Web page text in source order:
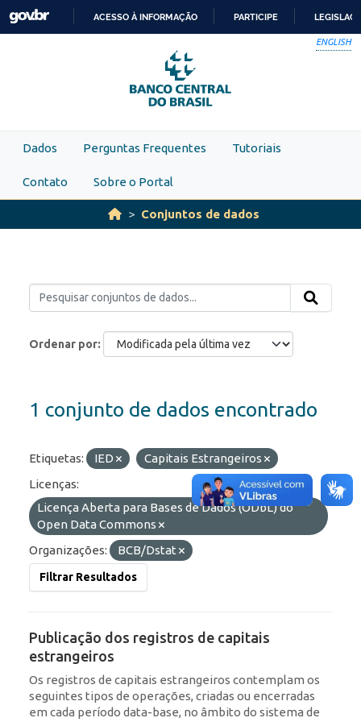
Skip to main content
PARA
O
CONTEÚDO
ACESSO À INFORMAÇÃO PARTICIPE
ENGLISH
Dados Perguntas Frequentes Tutoriais
Contato Sobre o Portal
Conjuntos de dados
Ordenar por
1 conjunto de dados encontrado
Etiquetas: IED
Capitais Estrangeiros
Licenças:
Licença Aberta para Bases de Dados (ODbL) do
Open Data Commons
Organizações:
BCB/Dstat
Filtrar Resultados
Publicação dos registros de capitais
estrangeiros
Os registros de capitais estrangeiros contemplam os
seguintes tipos de operações, criadas ou encerradas
em cada período data-base, no âmbito do sistema de